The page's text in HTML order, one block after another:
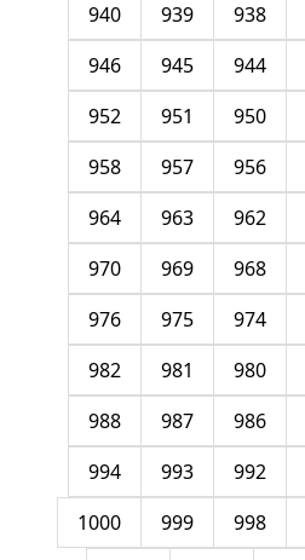
938
939
940
944
945
946
950
951
952
956
957
958
962
963
964
968
969
970
974
975
976
980
981
982
986
987
988
992
993
994
998
999
1000